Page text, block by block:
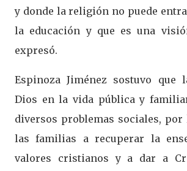
y donde la religión no puede
la educación y que es una
expresó.
Espinoza Jiménez sostuvo que
Dios en la vida pública y
diversos problemas sociales,
las familias a recuperar la
valores cristianos y a dar a